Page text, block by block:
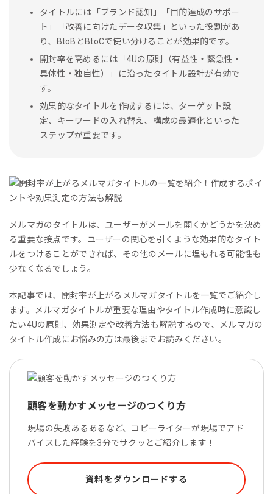
タイトルには「ブランド認知」「目的達成のサポー
ト」「改善に向けたデータ収集」といった役割があ
り、BtoBとBtoCで使い分けることが効果的です。
開封率を高めるには「4Uの原則（有益性・緊急性・
具体性・独自性）」に沿ったタイトル設計が有効で
す。
効果的なタイトルを作成するには、ターゲット設
定、キーワードの入れ替え、構成の最適化といった
ステップが重要です。
メルマガのタイトルは、ユーザーがメールを開くかどうかを決め
る重要な接点です。ユーザーの関心を引くような効果的なタイト
ルをつけることができれば、その他のメールに埋もれる可能性も
少なくなるでしょう。
本記事では、開封率が上がるメルマガタイトルを一覧でご紹介し
ます。メルマガタイトルが重要な理由やタイトル作成時に意識し
たい4Uの原則、効果測定や改善方法も解説するので、メルマガの
タイトル作成にお悩みの方は最後までお読みください。
顧客を動かすメッセージのつくり方
現場の失敗あるあるなど、コピーライターが現場でアド
バイスした経験を3分でサクッとご紹介します！
資料をダウンロードする